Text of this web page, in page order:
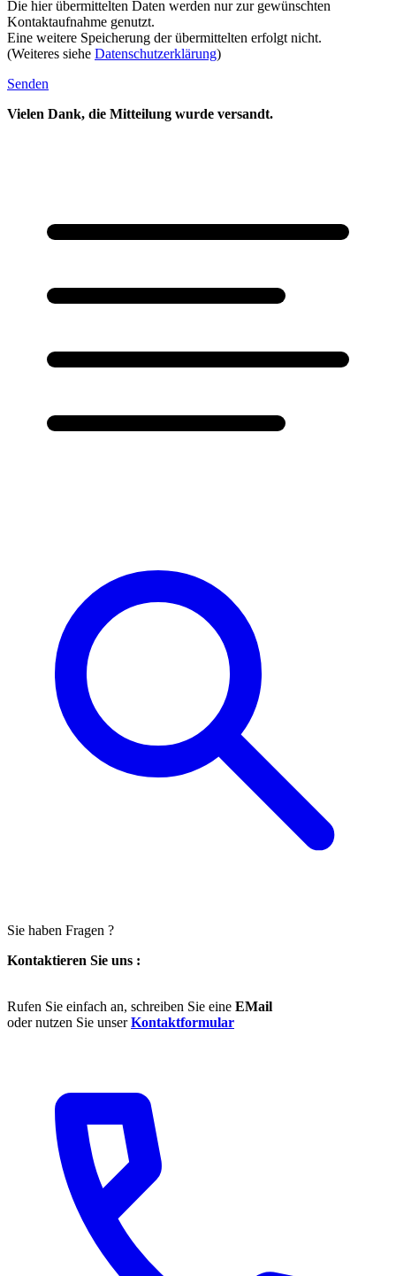
Die hier übermittelten Daten werden nur zur gewünschten
Kontaktaufnahme genutzt.
Eine weitere Speicherung der übermittelten erfolgt nicht.
(Weiteres siehe Datenschutzerklärung)
Senden
Vielen Dank, die Mitteilung wurde versandt.
Sie haben Fragen ?
Kontaktieren Sie uns :
Rufen Sie einfach an, schreiben Sie eine EMail
oder nutzen Sie unserKontaktformular